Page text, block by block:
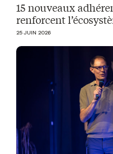
15 nouveaux
renforcent
25 JUIN 2026